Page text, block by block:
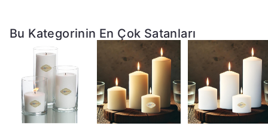
Bu Kategorinin En Çok Satanları